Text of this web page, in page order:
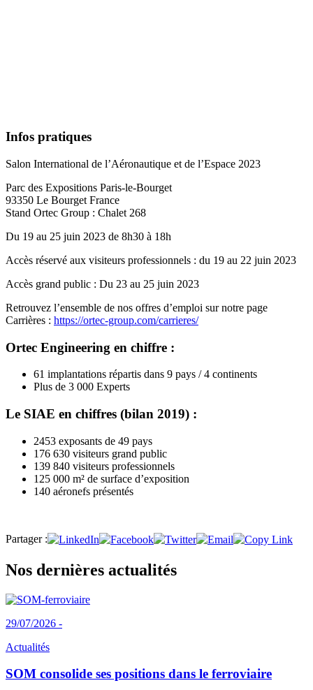
Infos pratiques
Salon International de l’Aéronautique et de l’Espace 2023
Parc des Expositions Paris-le-Bourget
93350 Le Bourget France
Stand Ortec Group : Chalet 268
Du 19 au 25 juin 2023 de 8h30 à 18h
Accès réservé aux visiteurs professionnels : du 19 au 22 juin 2023
Accès grand public : Du 23 au 25 juin 2023
Retrouvez l’ensemble de nos offres d’emploi sur notre page
Carrières : https://ortec-group.com/carrieres/
Ortec Engineering en chiffre :
61 implantations répartis dans 9 pays / 4 continents
Plus de 3 000 Experts
Le SIAE en chiffres (bilan 2019) :
2453 exposants de 49 pays
176 630 visiteurs grand public
139 840 visiteurs professionnels
125 000 m² de surface d’exposition
140 aéronefs présentés
Partager :
Nos dernières actualités
29/07/2026 -
Actualités
SOM consolide ses positions dans le ferroviaire